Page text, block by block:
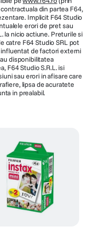
din partea F64,
Implicit F64 Studio
erori de pret sau
la nicio actiune. Preturile si
catre F64 Studio SRL pot
de factori externi
disponibilitatea
F64 Studio S.R.L. isi
sau erori in afisare care
lipsa de acuratete
in prealabil.